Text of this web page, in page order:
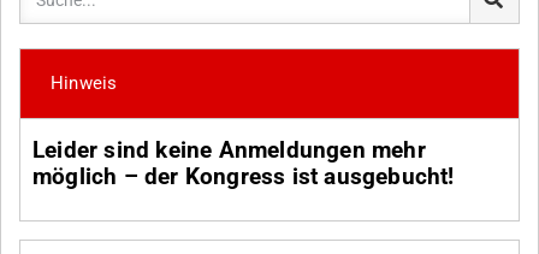
Hinweis
Leider sind keine Anmeldungen mehr
möglich – der Kongress ist ausgebucht!